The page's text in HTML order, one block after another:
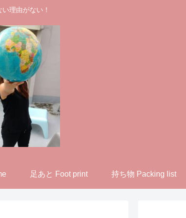
理由がない！
足あと Foot print 持ち物 Packing list